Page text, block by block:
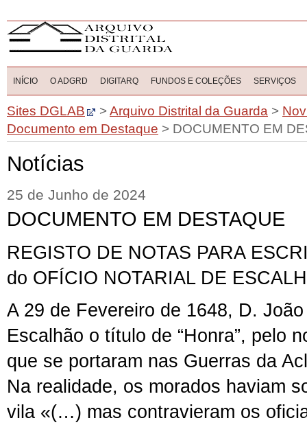
INÍCIO O ADGRD DIGITARQ FUNDOS E COLEÇÕES SERVIÇOS
Sites DGLAB >Arquivo Distrital da Guarda >
Documento em Destaque > DOCUMENTO EM
Notícias
25 de Junho de 2024
DOCUMENTO EM DESTAQUE
REGISTO DE NOTAS PARA
do OFÍCIO NOTARIAL DE
A 29 de Fevereiro de 1648, D.
Escalhão o título de “Honra”, pelo
que se portaram nas Guerras da
Na realidade, os morados haviam
vila «(…) mas contravieram os